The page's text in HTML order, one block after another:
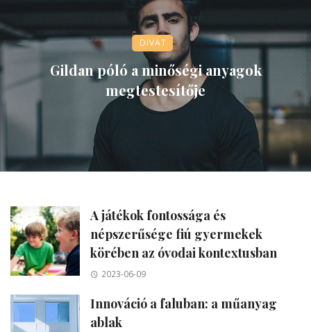
DIVAT
Gildan póló a minőségi anyagok
megtestesítője
A játékok fontossága és
népszerűsége fiú gyermekek
körében az óvodai kontextusban
2023-06-09
Innováció a faluban: a műanyag
ablak